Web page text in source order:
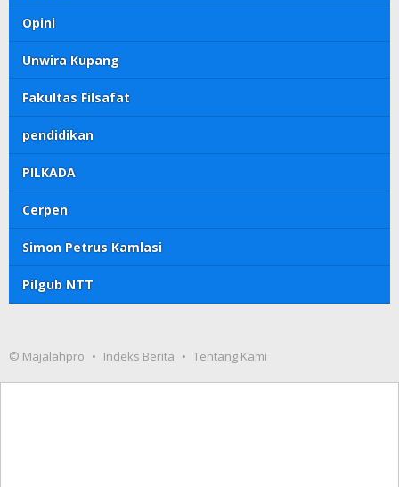
Opini
Unwira Kupang
Fakultas Filsafat
pendidikan
PILKADA
Cerpen
Simon Petrus Kamlasi
Pilgub NTT
© Majalahpro Indeks Berita Tentang Kami